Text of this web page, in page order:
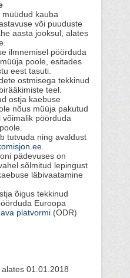
kauba
või puuduste
aasta jooksul, alates
ilmnemisel pöörduda
poole, esitades
eest tasuti.
ostmisega tekkinud
teel.
ostja kaebuse
nõus müüja pakutud
võimalik pöörduda
tutvuda ning avaldust
.
pädevuses on
sõlmitud lepingust
läbivaatamine
õigus tekkinud
Euroopa
platvormi (ODR)
01.01.2018